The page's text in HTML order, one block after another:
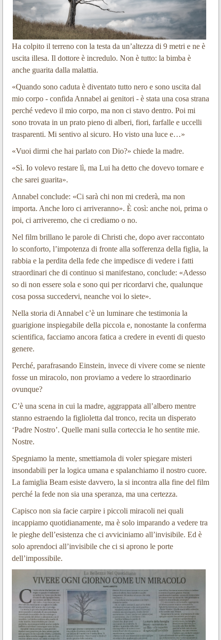
Ha colpito il terreno con la testa da un’altezza di 9 metri e ne è
uscita illesa. Il dottore è incredulo. Non è tutto: la bimba è
anche guarita dalla malattia.
«Quando sono caduta è diventato tutto nero e sono uscita dal
mio corpo - confida Annabel ai genitori - è stata una cosa strana
perché vedevo il mio corpo, ma non ci stavo dentro. Poi mi
sono trovata in un prato pieno di alberi, fiori, farfalle e uccelli
trasparenti. Mi sentivo al sicuro. Ho visto una luce e…»
«Vuoi dirmi che hai parlato con Dio?» chiede la madre.
«Sì. Io volevo restare lì, ma Lui ha detto che dovevo tornare e
che sarei guarita».
Annabel conclude: «Ci sarà chi non mi crederà, ma non
importa. Anche loro ci arriveranno». È così: anche noi, prima o
poi, ci arriveremo, che ci crediamo o no.
Nel film brillano le parole di Christi che, dopo aver raccontato
lo sconforto, l’impotenza di fronte alla sofferenza della figlia, la
rabbia e la perdita della fede che impedisce di vedere i fatti
straordinari che di continuo si manifestano, conclude: «Adesso
so di non essere sola e sono qui per ricordarvi che, qualunque
cosa possa succedervi, neanche voi lo siete».
Nella storia di Annabel c’è un luminare che testimonia la
guarigione inspiegabile della piccola e, nonostante la conferma
scientifica, facciamo ancora fatica a credere in eventi di questo
genere.
Perché, parafrasando Einstein, invece di vivere come se niente
fosse un miracolo, non proviamo a vedere lo straordinario
ovunque?
C’è una scena in cui la madre, aggrappata all’albero mentre
stanno estraendo la figlioletta dal tronco, recita un disperato
‘Padre Nostro’. Quelle mani sulla corteccia le ho sentite mie.
Nostre.
Spegniamo la mente, smettiamola di voler spiegare misteri
insondabili per la logica umana e spalanchiamo il nostro cuore.
La famiglia Beam esiste davvero, la si incontra alla fine del film
perché la fede non sia una speranza, ma una certezza.
Capisco non sia facie carpire i piccoli miracoli nei quali
incappiamo quotidianamente, ma è solo imparando a vedere tra
le pieghe dell’esistenza che ci avviciniamo all’invisibile. Ed è
solo aprendoci all’invisibile che ci si aprono le porte
dell’impossibile.